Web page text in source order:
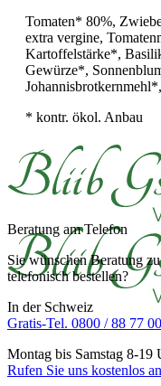
Tomaten* 80%,
extra vergine,
Kartoffelstärke*,
Gewürze*,
* kontr. ökol. Anbau
Beratung am Telefon
Sie wünschen Beratung
telefonisch bestellen?
In der Schweiz
Gratis-Tel. 0800 / 88 77 00
Montag bis Samstag 8-19
Rufen Sie uns kostenlos